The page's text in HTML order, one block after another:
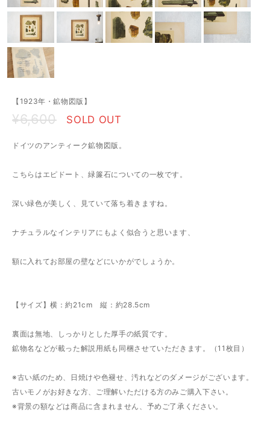
【1923年・鉱物図版】
¥6,600 SOLD OUT
ドイツのアンティーク鉱物図版。
こちらはエピドート、緑簾石についての一枚です。
深い緑色が美しく、見ていて落ち着きますね。
ナチュラルなインテリアにもよく似合うと思います、
額に入れてお部屋の壁などにいかがでしょうか。
【サイズ】横：約21cm 縦：約28.5cm
裏面は無地、しっかりとした厚手の紙質です。
鉱物名などが載った解説用紙も同梱させていただきます。（11枚目）
※古い紙のため、日焼けや色褪せ、汚れなどのダメージがございます。
古いモノがお好きな方、ご理解いただける方のみご購入下さい。
※背景の額などは商品に含まれません、予めご了承ください。